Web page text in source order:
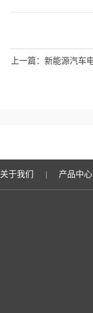
上一篇： 新能源汽车
关于我们 产品中心